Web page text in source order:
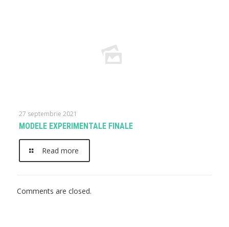
27 septembrie 2021
MODELE EXPERIMENTALE FINALE
Read more
Comments are closed.